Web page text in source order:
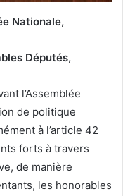
Nationale,
Députés,
l’Assemblée
de politique
à l’article 42
forts à travers
de manière
les honorables